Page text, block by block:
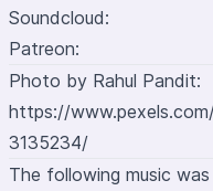
Soundcloud:
Patreon:
Photo by Rahul Pandit:
https://
3135234/
The following music